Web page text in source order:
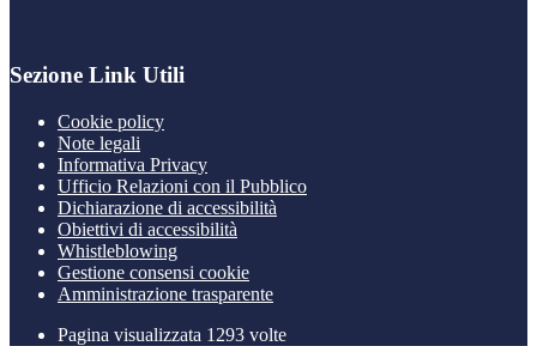
Sezione Link Utili
Cookie policy
Note legali
Informativa Privacy
Ufficio Relazioni con il Pubblico
Dichiarazione di accessibilità
Obiettivi di accessibilità
Whistleblowing
Gestione consensi cookie
Amministrazione trasparente
Pagina visualizzata 1293 volte